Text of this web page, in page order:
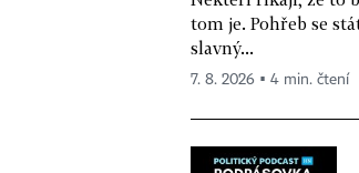
tom je. Pohřeb se
slavný...
7. 8. 2026 ▪ 4 min. čtení